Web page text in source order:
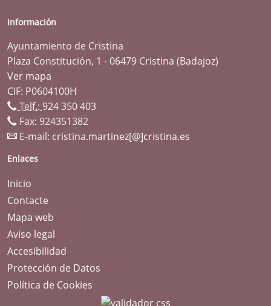
Información
Ayuntamiento de Cristina
Plaza Constitución, 1 - 06479 Cristina (Badajoz)
Ver mapa
CIF: P0604100H
Telf.: 924 350 403
Fax: 924351382
E-mail: cristina.martinez[@]cristina.es
Enlaces
Inicio
Contacte
Mapa web
Aviso legal
Accesibilidad
Protección de Datos
Política de Cookies